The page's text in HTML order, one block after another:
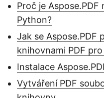
Proč je
Python?
Jak se Aspose.PDF
knihovnami PDF
Instalace
Vytváření PDF